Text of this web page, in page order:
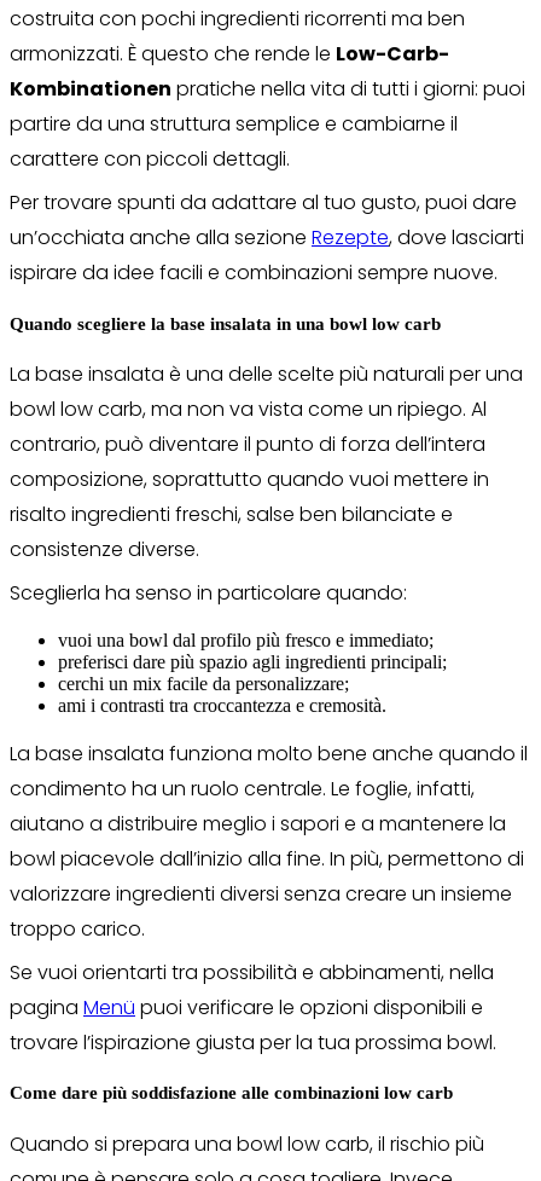
costruita con pochi ingredienti ricorrenti ma ben
armonizzati. È questo che rende le Low-Carb-
Kombinationen pratiche nella vita di tutti i giorni: puoi
partire da una struttura semplice e cambiarne il
carattere con piccoli dettagli.
Per trovare spunti da adattare al tuo gusto, puoi dare
un’occhiata anche alla sezione Rezepte, dove lasciarti
ispirare da idee facili e combinazioni sempre nuove.
Quando scegliere la base insalata in una bowl low carb
La base insalata è una delle scelte più naturali per una
bowl low carb, ma non va vista come un ripiego. Al
contrario, può diventare il punto di forza dell’intera
composizione, soprattutto quando vuoi mettere in
risalto ingredienti freschi, salse ben bilanciate e
consistenze diverse.
Sceglierla ha senso in particolare quando:
vuoi una bowl dal profilo più fresco e immediato;
preferisci dare più spazio agli ingredienti principali;
cerchi un mix facile da personalizzare;
ami i contrasti tra croccantezza e cremosità.
La base insalata funziona molto bene anche quando il
condimento ha un ruolo centrale. Le foglie, infatti,
aiutano a distribuire meglio i sapori e a mantenere la
bowl piacevole dall’inizio alla fine. In più, permettono di
valorizzare ingredienti diversi senza creare un insieme
troppo carico.
Se vuoi orientarti tra possibilità e abbinamenti, nella
pagina Menü puoi verificare le opzioni disponibili e
trovare l’ispirazione giusta per la tua prossima bowl.
Come dare più soddisfazione alle combinazioni low carb
Quando si prepara una bowl low carb, il rischio più